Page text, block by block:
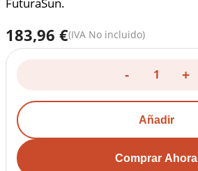
183,96 €(IVA No incluido)
- +
Añadir
Comprar Ahora